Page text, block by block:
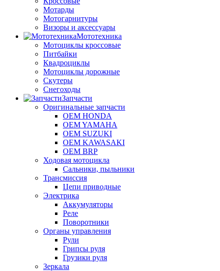
Мотарды
Мотогарнитуры
Визоры и аксессуары
Мототехника
Мотоциклы кроссовые
Питбайки
Квадроциклы
Мотоциклы дорожные
Скутеры
Снегоходы
Запчасти
Оригинальные запчасти
OEM HONDA
OEM YAMAHA
OEM SUZUKI
OEM KAWASAKI
OEM BRP
Ходовая мотоцикла
Сальники, пыльники
Трансмиссия
Цепи приводные
Электрика
Аккумуляторы
Реле
Поворотники
Органы управления
Рули
Грипсы руля
Грузики руля
Зеркала